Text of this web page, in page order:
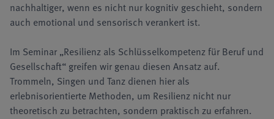
nachhaltiger, wenn es nicht nur kognitiv geschieht, sondern
auch emotional und sensorisch verankert ist.
Im Seminar „Resilienz als Schlüsselkompetenz für Beruf und
Gesellschaft“ greifen wir genau diesen Ansatz auf.
Trommeln, Singen und Tanz dienen hier als
erlebnisorientierte Methoden, um Resilienz nicht nur
theoretisch zu betrachten, sondern praktisch zu erfahren.